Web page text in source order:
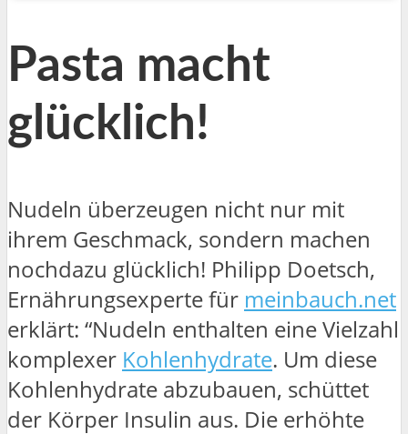
Pasta macht
glücklich!
Nudeln überzeugen nicht nur mit
ihrem Geschmack, sondern machen
nochdazu glücklich! Philipp Doetsch,
Ernährungsexperte für meinbauch.net
erklärt: “Nudeln enthalten eine Vielzahl
komplexer Kohlenhydrate. Um diese
Kohlenhydrate abzubauen, schüttet
der Körper Insulin aus. Die erhöhte